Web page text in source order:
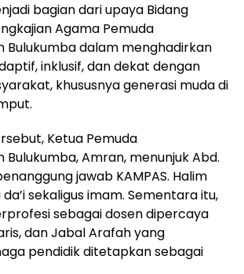
bagian dari upaya Bidang
Agama Pemuda
Bulukumba dalam menghadirkan
inklusif, dan dekat dengan
khususnya generasi muda di
Ketua Pemuda
Bulukumba, Amran, menunjuk Abd.
jawab KAMPAS. Halim
sekaligus imam. Sementara itu,
sebagai dosen dipercaya
dan Jabal Arafah yang
pendidik ditetapkan sebagai